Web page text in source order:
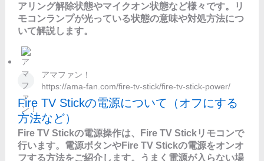
アリング解除状態やマイクオン状態など様々です。リ
モコンランプが光っている状態の意味や対処方法につ
いて解説します。
アマファン！
https://ama-fan.com/fire-tv-stick/fire-tv-stick-power/
Fire TV Stickの電源について（オフにする
方法など）
Fire TV Stickの電源操作は、Fire TV Stickリモコンで
行います。電源ボタンやFire TV Stickの電源をオンオ
フする方法をご紹介します。うまく電源が入らない場